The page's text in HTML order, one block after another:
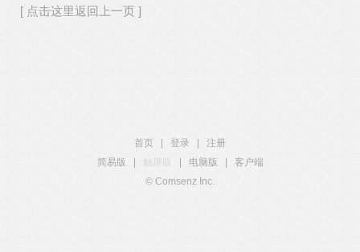
[ 点击这里返回上一页 ]
首页 登录
注册
简易版
触屏版 电脑版
客户端
© Comsenz Inc.